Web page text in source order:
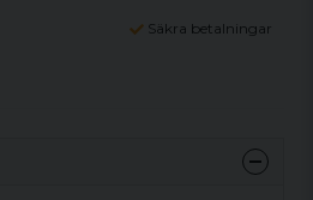
Säkra betalningar